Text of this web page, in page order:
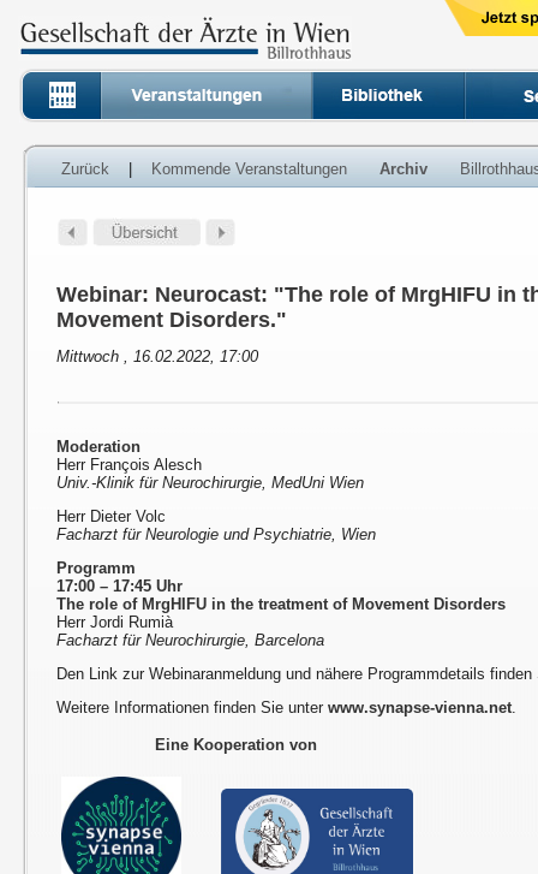
Zurück Kommende Veranstaltungen Archiv
Webinar: Neurocast: "The role of MrgHIFU in
Movement Disorders."
Mittwoch , 16.02.2022, 17:00
Moderation
Herr François Alesch
Univ.-Klinik für Neurochirurgie, MedUni Wien
Herr Dieter Volc
Facharzt für Neurologie und Psychiatrie, Wien
Programm
17:00 – 17:45 Uhr
The role of MrgHIFU in the treatment of Movement Disorders
Herr Jordi Rumià
Facharzt für Neurochirurgie, Barcelona
Den Link zur Webinaranmeldung und nähere Programmdetails
Weitere Informationen finden Sie unterwww.synapse-vienna.net.
Eine Kooperation von